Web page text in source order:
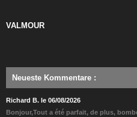
VALMOUR
Neueste Kommentare :
Richard B. le 06/08/2026
Bonjour,Tout a été parfait, de plus,